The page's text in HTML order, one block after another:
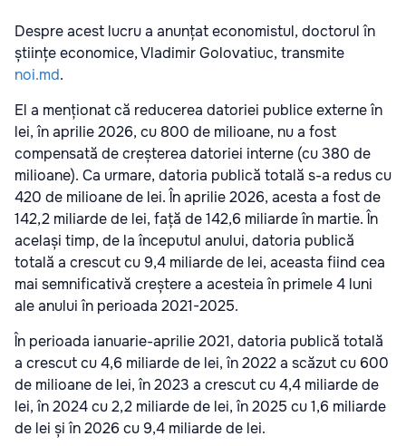
Despre acest lucru a anunțat economistul, doctorul în
științe economice, Vladimir Golovatiuc, transmite
noi.md.
El a menționat că reducerea datoriei publice externe în
lei, în aprilie 2026, cu 800 de milioane, nu a fost
compensată de creșterea datoriei interne (cu 380 de
milioane). Ca urmare, datoria publică totală s-a redus cu
420 de milioane de lei. În aprilie 2026, acesta a fost de
142,2 miliarde de lei, față de 142,6 miliarde în martie. În
același timp, de la începutul anului, datoria publică
totală a crescut cu 9,4 miliarde de lei, aceasta fiind cea
mai semnificativă creștere a acesteia în primele 4 luni
ale anului în perioada 2021-2025.
În perioada ianuarie-aprilie 2021, datoria publică totală
a crescut cu 4,6 miliarde de lei, în 2022 a scăzut cu 600
de milioane de lei, în 2023 a crescut cu 4,4 miliarde de
lei, în 2024 cu 2,2 miliarde de lei, în 2025 cu 1,6 miliarde
de lei și în 2026 cu 9,4 miliarde de lei.